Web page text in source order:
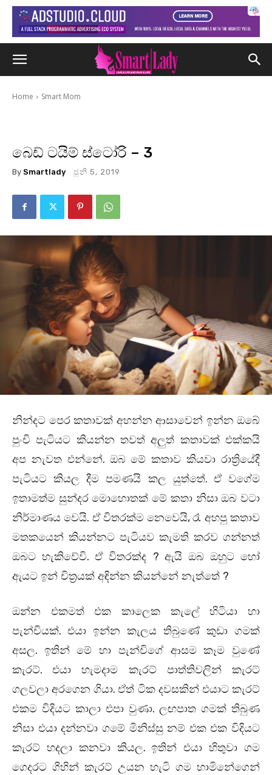
Home Smart Mom
බෙඩ් ටයිම් ස්ටෝරි – 3
By Smartlady ජූනි 5, 2019
නින්දට පෙර කතාවක් අහන්න ආසාවෙන් ඉන්න ඔබේ
පුංචි පැටියට කියන්න තවත් අලුත් කතාවක් එක්කයි
අප නැවත එන්නේ. ඔබ මේ කතාව කියවා රාත්‍රියේදී
පැටියට කියල දීම පමණයි කල යුත්තේ. ඒ වගේම
ඉතාමත්ම සුන්දර මොහොතක් මේ කතා නිසා ඔබ වටා
නිර්මාණය වෙයි. ඒ විතරක්ම නෙවෙයි,රෑ අහපු කතාව
මතකයෙන් කියන්නට පැටියව කැමති කරව ගන්නත්
ඔබට හැකිවේවි.ඒ විතරක්ද ? ඇයි ඔබ ඔහුට හෝ
ඇයට ඉන් චිත්‍රයක් අඳින්න කියන්නේ නැත්තේ ?
ඔන්න එකමත් එක කාලෙක කැලේ හිටියා හා
පැන්චියක්. එයා ඉන්න කැලය තිබුණේ කුඩා ගමක්
අසල. ඉතින් මේ හා පැන්චිගේ ආසම කෑම වුණේ
කැරට්.එයා හැමදාම කැරට් පාත්තිවලින් කැරට්
ගලවලා අරගෙන ගියා.ඒත් ටික දවසකින් එයාට කැරට්
එකම විදියට කාලා එපා වුණා. ලඟපාත ගමක් තිබුණ
නිසා එයා දන්නවා ගමේ මිනිස්සු නම් එක එක විදියට
කැරට් හදලා කනවා කියල.ඉතින් එයා හිතුවා ගම
ගෙදරට ගිහින් කැරට් උයන හැටි ගම හාමිනේගෙන්